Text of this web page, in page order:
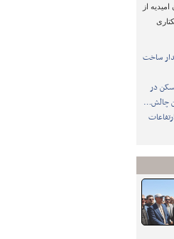
از
آماده‌سازی سایت ۴.۵ هکتاری
ساخت
مسکن در
چالش…